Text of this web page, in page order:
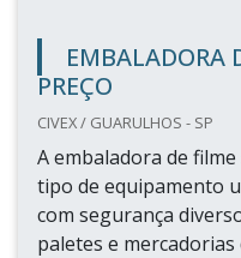
EMBALADORA
PREÇO
CIVEX / GUARULHOS - SP
A embaladora de
tipo de equipamento
com segurança
paletes e